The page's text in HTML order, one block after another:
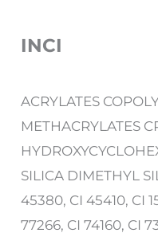
INCI
ACRYLATES
METHACRYLATES
SILICA DIMETHYL
45380, CI 45410, CI
77266, CI 74160, CI